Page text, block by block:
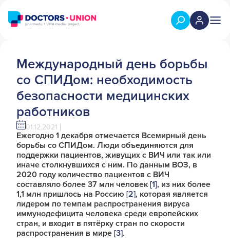
Международный день борьбы
со СПИДом: необходимость
безопасности медицинских
работников
01.12.2021
Ежегодно 1 декабря отмечается Всемирный день
борьбы со СПИДом. Люди объединяются для
поддержки пациентов, живущих с ВИЧ или так или
иначе столкнувшихся с ним. По данным ВОЗ, в
2020 году количество пациентов с ВИЧ
составляло более 37 млн человек [1], из них более
1,1 млн пришлось на Россию [2], которая является
лидером по темпам распространения вируса
иммунодефицита человека среди европейских
стран, и входит в пятёрку стран по скорости
распространения в мире [3].